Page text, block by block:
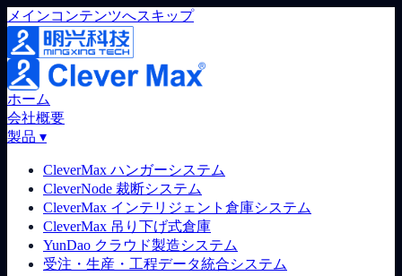
メインコンテンツへスキップ
ホーム
会社概要
製品 ▾
CleverMax ハンガーシステム
CleverNode 裁断システム
CleverMax インテリジェント倉庫システム
CleverMax 吊り下げ式倉庫
YunDao クラウド製造システム
受注・生産・工程データ統合システム